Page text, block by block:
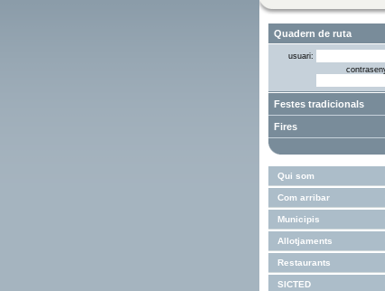
usuari:
Festes tradicionals
Fires
Qui som
Com arribar
Municipis
Allotjaments
Restaurants
SICTED